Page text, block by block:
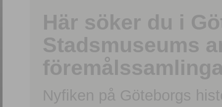
Här söker du i
Stadsmuseums
Nyfiken på Göteborgs